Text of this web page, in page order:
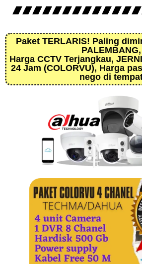
Paket TERLARIS! Paling
PALEMBANG,
Harga CCTV Terjangkau,
24 Jam (COLORVU), Harga
nego di